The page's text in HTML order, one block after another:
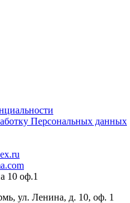
Персональных данных
10 оф.1
ул. Ленина, д. 10, оф. 1